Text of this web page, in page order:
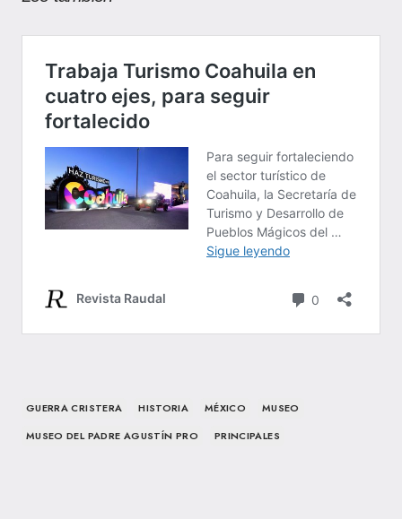
GUERRA CRISTERA HISTORIA MÉXICO
MUSEO
MUSEO DEL PADRE AGUSTÍN PRO
PRINCIPALES